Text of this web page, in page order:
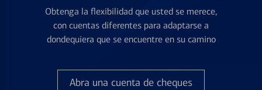
Obtenga la flexibilidad que usted se merece,
con cuentas diferentes para adaptarse a
dondequiera que se encuentre en su camino
Abra una cuenta de cheques